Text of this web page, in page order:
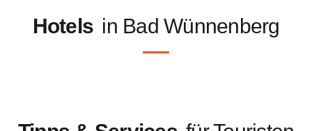
Hotels in Bad Wünnenberg